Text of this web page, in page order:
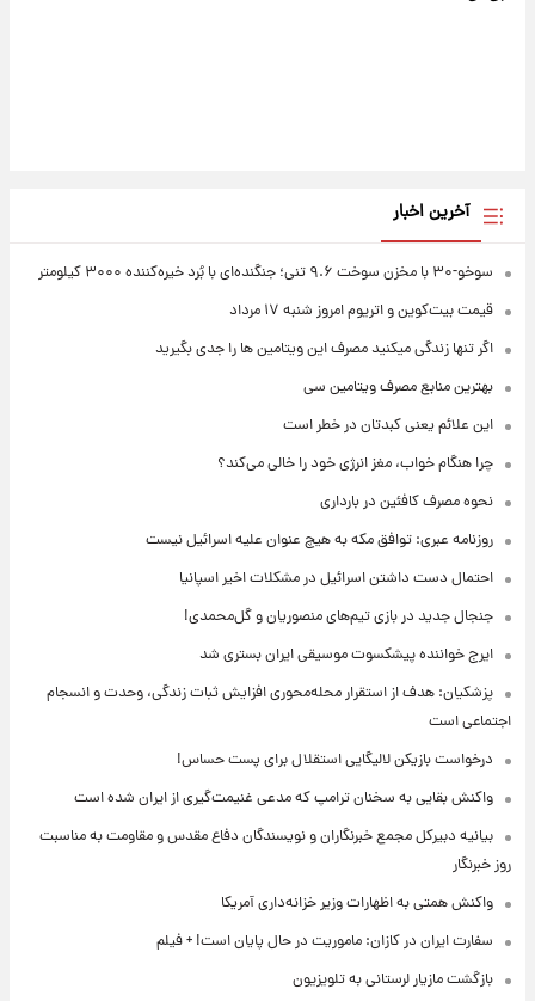
آخرین اخبار
سوخو-۳۰ با مخزن سوخت ۹.۶ تنی؛ جنگنده‌ای با بُرد خیره‌کننده ۳۰۰۰ کیلومتر
قیمت بیت‌کوین و اتریوم امروز شنبه ۱۷ مرداد
اگر تنها زندگی میکنید مصرف این ویتامین ها را جدی بگیرید
بهترین منابع مصرف ویتامین سی
این علائم یعنی کبدتان در خطر است
چرا هنگام خواب، مغز انرژی خود را خالی می‌کند؟
نحوه مصرف کافئین در بارداری
روزنامه عبری: توافق مکه به هیچ عنوان علیه اسرائیل نیست
احتمال دست داشتن اسرائیل در مشکلات اخیر اسپانیا
جنجال جدید در بازی تیم‌های منصوریان و گل‌محمدی!
ایرج خواننده پیشکسوت موسیقی ایران بستری شد
پزشکیان: هدف از استقرار محله‌محوری افزایش ثبات زندگی، وحدت و انسجام
اجتماعی است
درخواست بازیکن لالیگایی استقلال برای پست حساس!
واکنش بقایی به سخنان ترامپ که مدعی غنیمت‌گیری از ایران شده است
بیانیه دبیرکل مجمع خبرنگاران و نویسندگان دفاع مقدس و مقاومت به مناسبت
روز خبرنگار
واکنش همتی به اظهارات وزیر خزانه‌داری آمریکا
سفارت ایران در کازان: ماموریت در حال پایان است! + فیلم
بازگشت مازیار لرستانی به تلویزیون